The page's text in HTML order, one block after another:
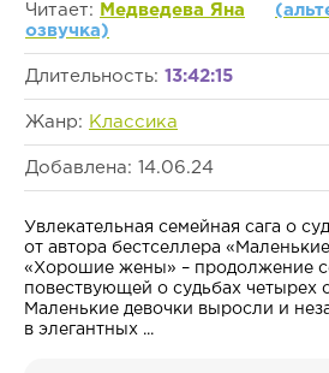
Читает: Медведева Яна
озвучка)
Длительность: 13:42:15
Жанр: Классика
Добавлена: 14.06.24
Увлекательная семейная сага о
от автора бестселлера
«Хорошие жены» – продолжение
повествующей о судьбах четырех
Маленькие девочки выросли и
в элегантных ...